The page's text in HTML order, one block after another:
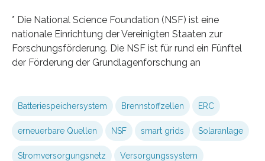
* Die National Science Foundation (NSF) ist eine
nationale Einrichtung der Vereinigten Staaten zur
Forschungsförderung. Die NSF ist für rund ein Fünftel
der Förderung der Grundlagenforschung an
Batteriespeichersystem Brennstoffzellen ERC
erneuerbare Quellen NSF smart grids Solaranlage
Stromversorgungsnetz Versorgungssystem